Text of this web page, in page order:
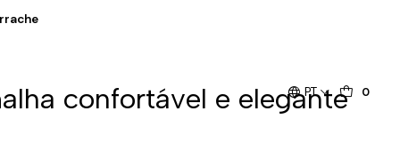
PT 0
confortável e elegante